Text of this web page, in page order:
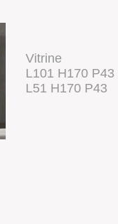
Vitrine
L101 H170 P43
L51 H170 P43